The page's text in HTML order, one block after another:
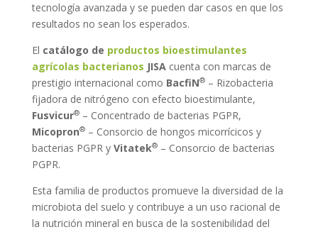
tecnología avanzada y se pueden dar casos en que los
resultados no sean los esperados.
El catálogo de productos bioestimulantes
agrícolas bacterianos JISAcuenta con marcas de
prestigio internacional como BacfiN®– Rizobacteria
fijadora de nitrógeno con efecto bioestimulante,
Fusvicur®– Concentrado de bacterias PGPR,
Micopron®– Consorcio de hongos micorrícicos y
bacterias PGPR y Vitatek®– Consorcio de bacterias
PGPR.
Esta familia de productos promueve la diversidad de la
microbiota del suelo y contribuye a un uso racional de
la nutrición mineral en busca de la sostenibilidad del